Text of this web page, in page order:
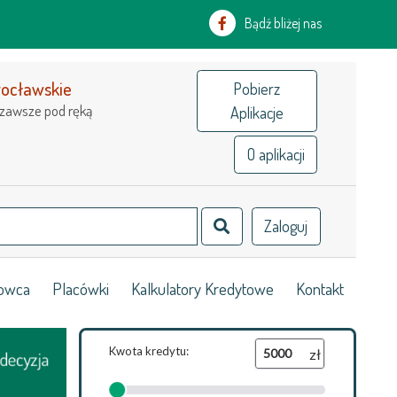
Bądź bliżej nas
pod ręką
Pobierz
Aplikacje
O aplikacji
Zaloguj
ręką
Placówki Kalkulatory Kredytowe Kontakt